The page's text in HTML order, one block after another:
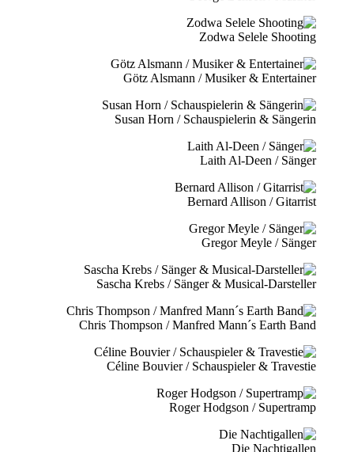
Zodwa Selele Shooting
Götz Alsmann / Musiker & Entertainer
Susan Horn / Schauspielerin & Sängerin
Laith Al-Deen / Sänger
Bernard Allison / Gitarrist
Gregor Meyle / Sänger
Sascha Krebs / Sänger & Musical-Darsteller
Chris Thompson / Manfred Mann´s Earth Band
Céline Bouvier / Schauspieler & Travestie
Roger Hodgson / Supertramp
Die Nachtigallen